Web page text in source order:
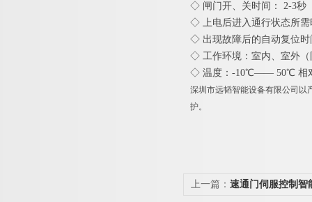
◇ 闸门开、关时间： 2-3秒
◇ 上电后进入通行状态所需
◇ 出现故障后的自动复位时
◇ 工作环境：室内、室外（
◇ 温度：-10℃—— 50℃ 相
深圳市远韬智能设备有限公司以
护。
上一篇： 速通门伺服控制智